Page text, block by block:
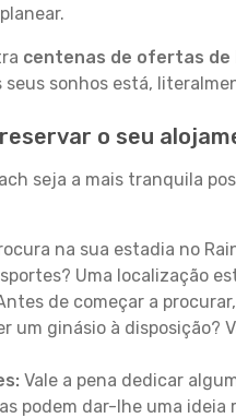
centenas de ofertas de
sonhos está,
o seu
seja a mais tranquila
na sua estadia no
Uma localização
de começar a
um ginásio à
Vale a pena dedicar
podem dar-lhe uma